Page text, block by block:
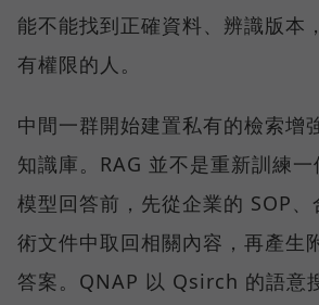
能不能找到正確資料、辨識版本
有權限的人。
中間一群開始建置私有的檢索增
知識庫。RAG 並不是重新訓練
模型回答前，先從企業的 SOP
術文件中取回相關內容，再產生
答案。QNAP 以 Qsirch 的語意